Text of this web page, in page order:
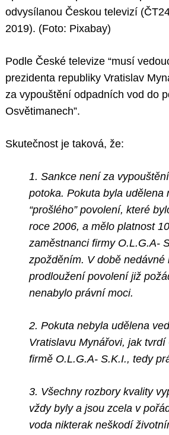
odvysílanou Českou televizí
2019). (Foto: Pixabay)
Podle České televize “musí
prezidenta republiky Vratislav
za vypouštění odpadních vod do
Osvětimanech”.
Skutečnost je taková, že:
1. Sankce není za
potoka. Pokuta byla udělena
“prošlého” povolení, které
roce 2006, a mělo platnost
zaměstnanci firmy O.L.G.A-
zpožděním. V době nedávné
prodloužení povolení již
nenabylo právní moci.
2. Pokuta nebyla udělena
Vratislavu Mynářovi, jak
firmě O.L.G.A- S.K.I., tedy
3. Všechny rozbory kvality
vždy byly a jsou zcela v
voda nikterak neškodí